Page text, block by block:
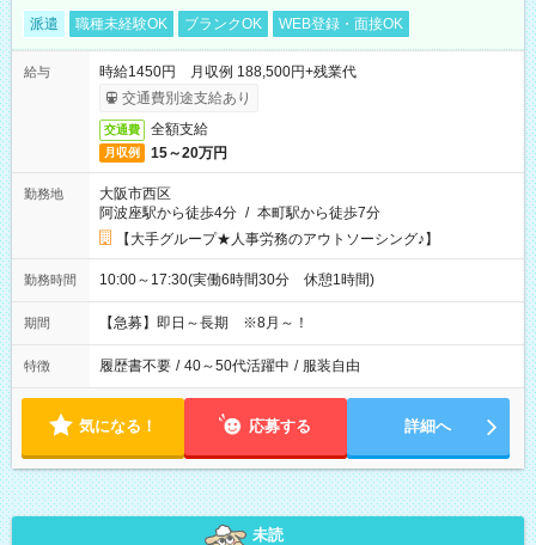
派遣 職種未経験OK ブランクOK WEB登録・面接OK
給与
時給1450円 月収例 188,500円+残業代
交通費別途支給あり
交通費 全額支給
月収例 15～20万円
勤務地
大阪市西区
阿波座駅から徒歩4分 / 本町駅から徒歩7分
【大手グループ★人事労務のアウトソーシング♪】
勤務時間 10:00～17:30(実働6時間30分 休憩1時間)
期間 【急募】即日～長期 ※8月～！
特徴 履歴書不要 / 40～50代活躍中 / 服装自由
気になる！ 応募する 詳細へ
未読